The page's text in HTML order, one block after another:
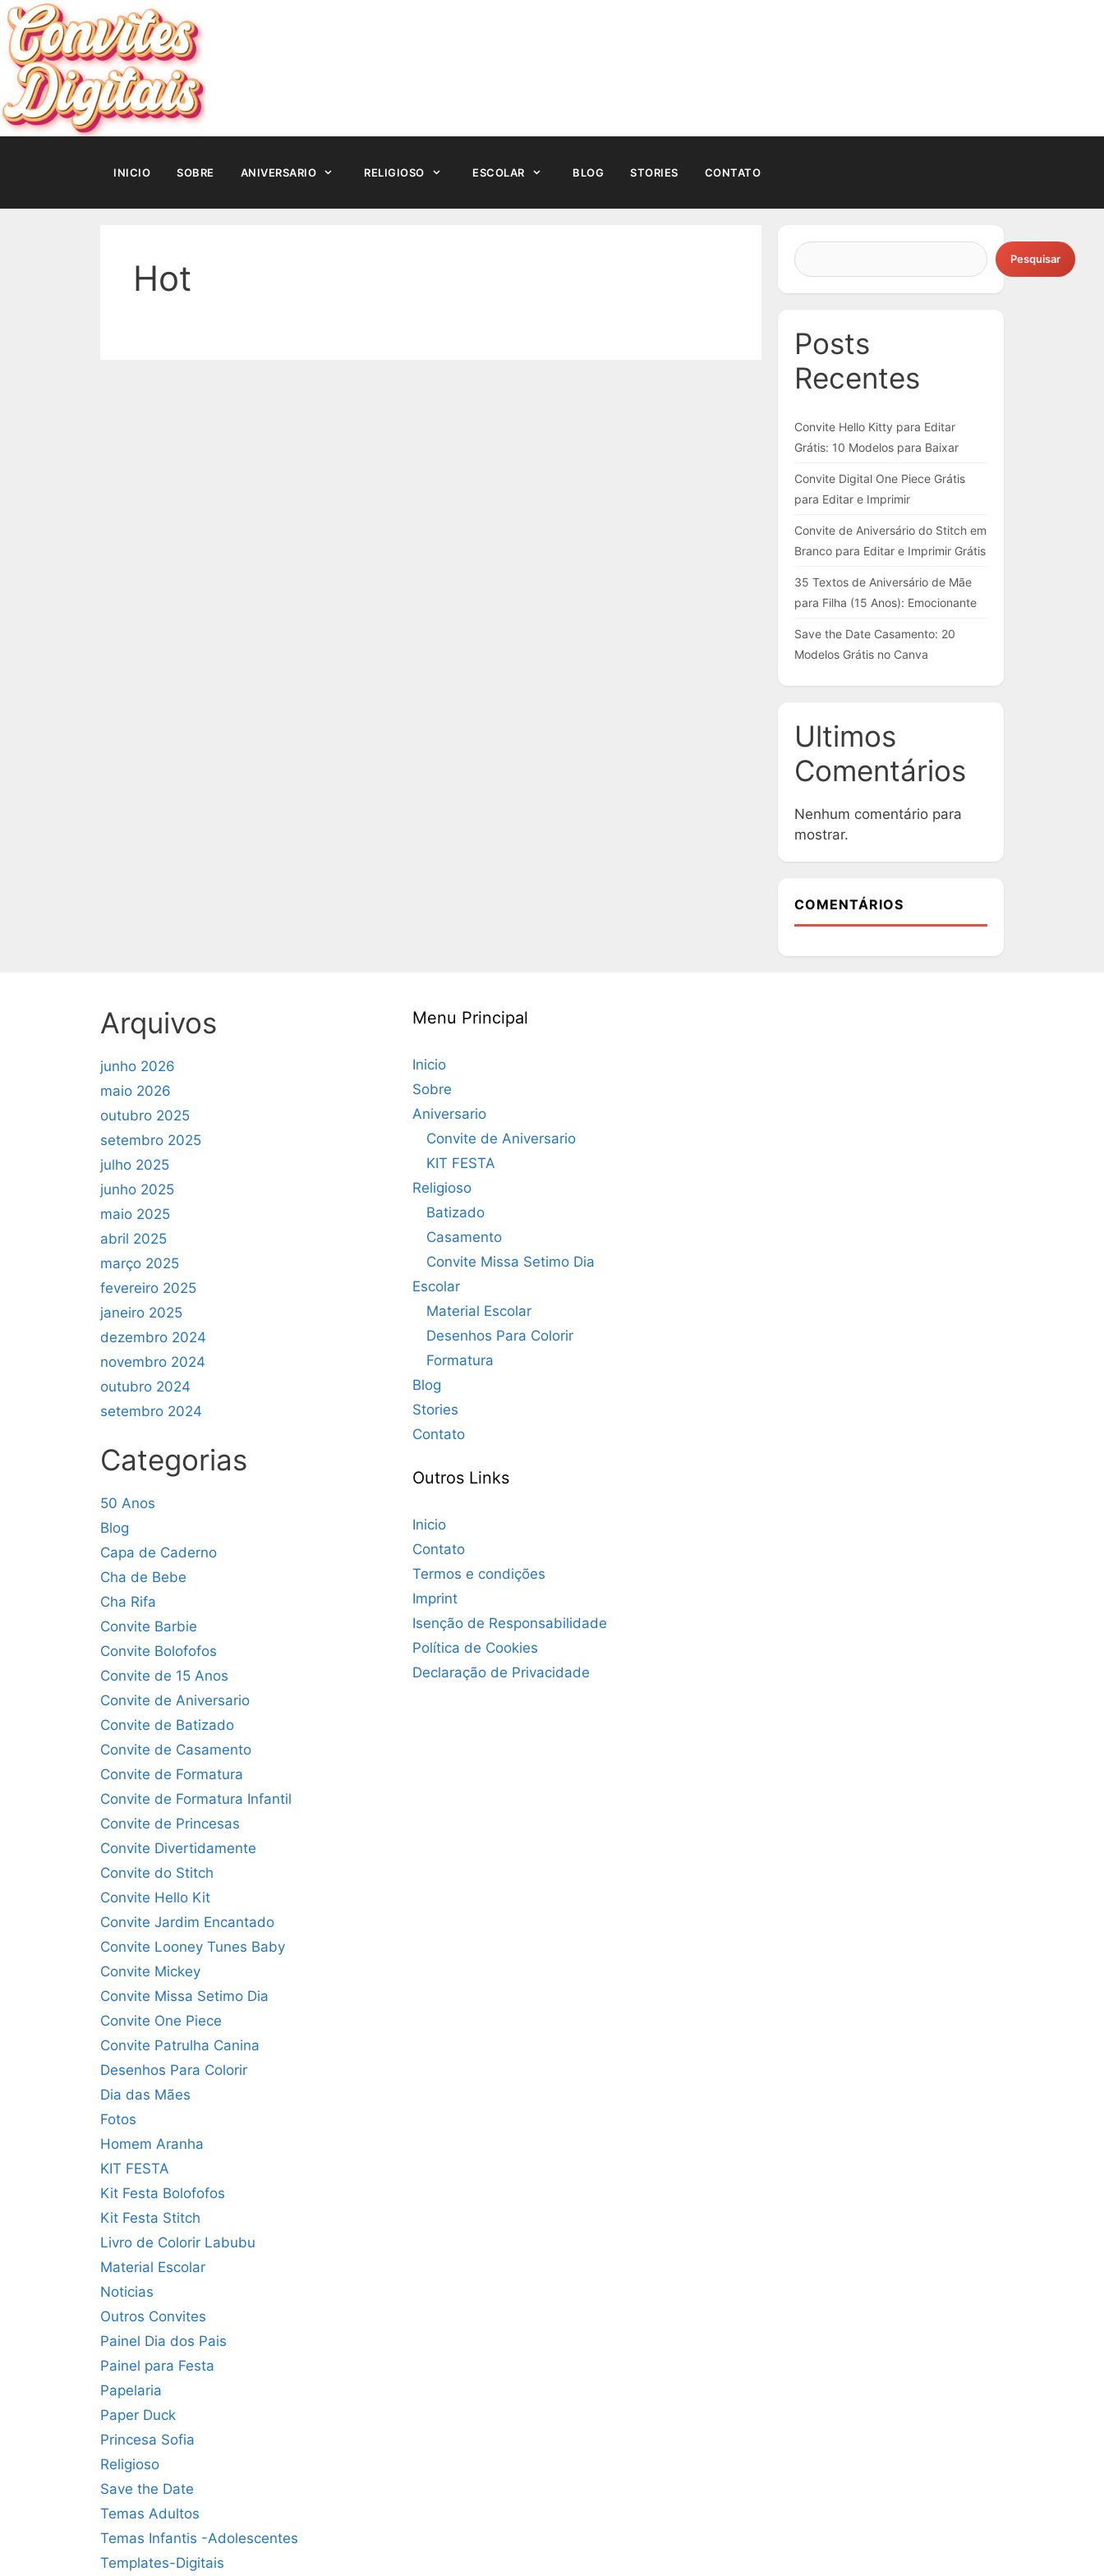
Pular
para
conteúdo
INICIO SOBRE ANIVERSARIO RELIGIOSO ESCOLAR BLOG STORIES CONTATO
Hot Pesquisar
Posts
Recentes
Convite Hello Kitty para Editar
Grátis: 10 Modelos para Baixar
Convite Digital One Piece Grátis
para Editar e Imprimir
Convite de Aniversário do Stitch em
Branco para Editar e Imprimir Grátis
35 Textos de Aniversário de Mãe
para Filha (15 Anos): Emocionante
Save the Date Casamento: 20
Modelos Grátis no Canva
Ultimos
Comentários
Nenhum comentário para
mostrar.
COMENTÁRIOS
Arquivos
junho 2026
maio 2026
outubro 2025
setembro 2025
julho 2025
junho 2025
maio 2025
abril 2025
março 2025
fevereiro 2025
janeiro 2025
dezembro 2024
novembro 2024
outubro 2024
setembro 2024
Categorias
50 Anos
Blog
Capa de Caderno
Cha de Bebe
Cha Rifa
Convite Barbie
Convite Bolofofos
Convite de 15 Anos
Convite de Aniversario
Convite de Batizado
Convite de Casamento
Convite de Formatura
Convite de Formatura Infantil
Convite de Princesas
Convite Divertidamente
Convite do Stitch
Convite Hello Kit
Convite Jardim Encantado
Convite Looney Tunes Baby
Convite Mickey
Convite Missa Setimo Dia
Convite One Piece
Convite Patrulha Canina
Desenhos Para Colorir
Dia das Mães
Fotos
Homem Aranha
KIT FESTA
Kit Festa Bolofofos
Kit Festa Stitch
Livro de Colorir Labubu
Material Escolar
Noticias
Outros Convites
Painel Dia dos Pais
Painel para Festa
Papelaria
Paper Duck
Princesa Sofia
Religioso
Save the Date
Temas Adultos
Temas Infantis -Adolescentes
Templates-Digitais
Menu Principal
Inicio
Sobre
Aniversario
Convite de Aniversario
KIT FESTA
Religioso
Batizado
Casamento
Convite Missa Setimo Dia
Escolar
Material Escolar
Desenhos Para Colorir
Formatura
Blog
Stories
Contato
Outros Links
Inicio
Contato
Termos e condições
Imprint
Isenção de Responsabilidade
Política de Cookies
Declaração de Privacidade